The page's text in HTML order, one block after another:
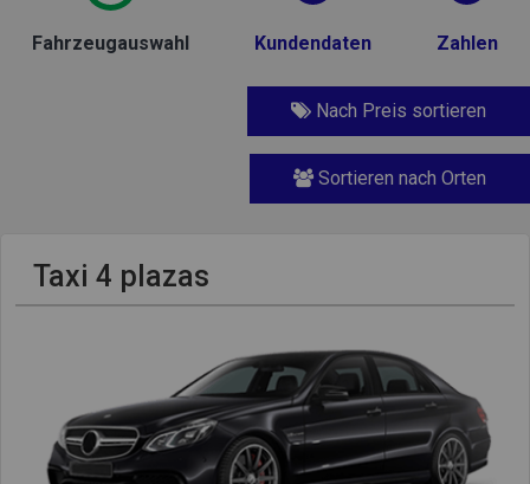
Fahrzeugauswahl Kundendaten Zahlen
Nach Preis sortieren
Sortieren nach Orten
Taxi 4 plazas